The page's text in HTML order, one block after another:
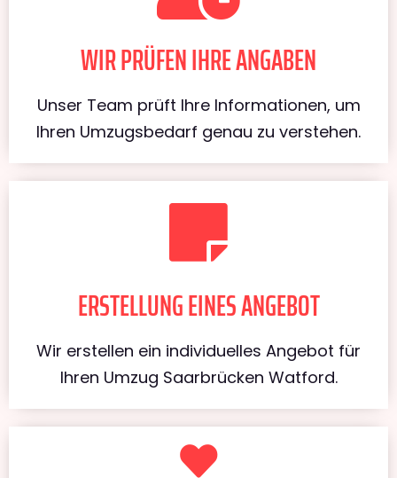
WIR PRÜFEN IHRE ANGABEN
Unser Team prüft Ihre Informationen, um
Ihren Umzugsbedarf genau zu verstehen.
ERSTELLUNG EINES ANGEBOT
Wir erstellen ein individuelles Angebot für
Ihren Umzug Saarbrücken Watford.